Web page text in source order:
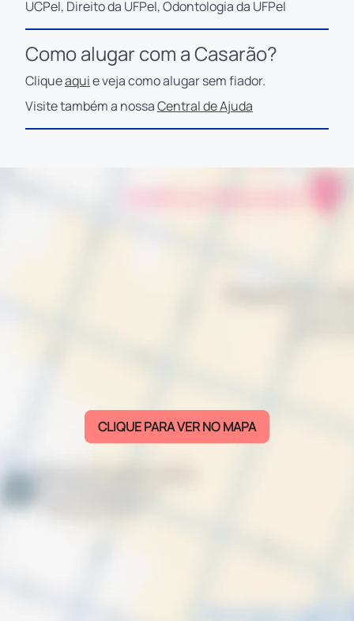
UCPel, Direito da UFPel, Odontologia da UFPel
Como alugar com a Casarão?
Cliqueaquie veja como alugar sem fiador.
Visite também a nossaCentral de Ajuda
CLIQUE PARA VER NO MAPA